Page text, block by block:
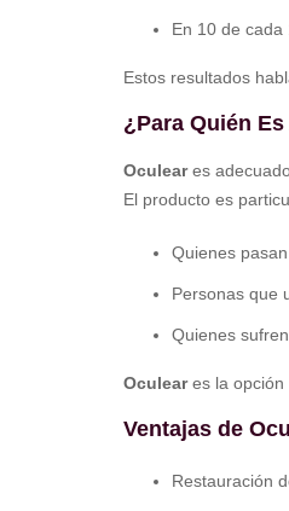
En 10 de
Estos resultados
¿Para Quién
Oculeares
El producto es
Quienes
Personas que
Quienes
Oculeares la opción
Ventajas de
Restauración